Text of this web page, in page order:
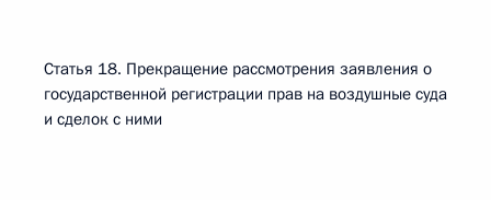
Статья 18. Прекращение рассмотрения заявления о
государственной регистрации прав на воздушные суда
и сделок с ними